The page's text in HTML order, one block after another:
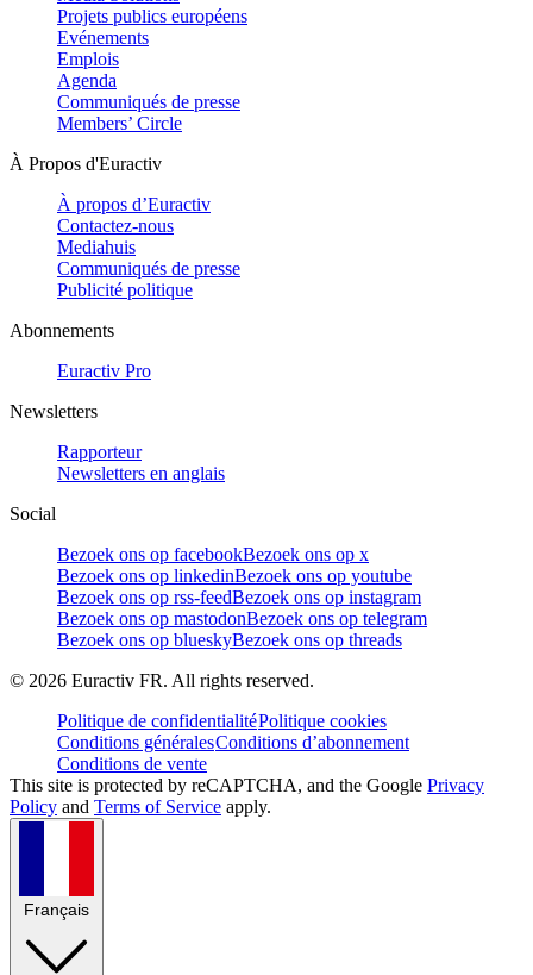
Projets publics européens
Evénements
Emplois
Agenda
Communiqués de presse
Members’ Circle
À Propos d'Euractiv
À propos d’Euractiv
Contactez-nous
Mediahuis
Communiqués de presse
Publicité politique
Abonnements
Euractiv Pro
Newsletters
Rapporteur
Newsletters en anglais
Social
Bezoek ons op facebookBezoek ons op x
Bezoek ons op linkedinBezoek ons op youtube
Bezoek ons op rss-feedBezoek ons op instagram
Bezoek ons op mastodonBezoek ons op telegram
Bezoek ons op blueskyBezoek ons op threads
© 2026 Euractiv FR. All rights reserved.
Politique de confidentialitéPolitique cookies
Conditions généralesConditions d’abonnement
Conditions de vente
This site is protected by reCAPTCHA, and the Google Privacy
Policy and Terms of Service apply.
Français